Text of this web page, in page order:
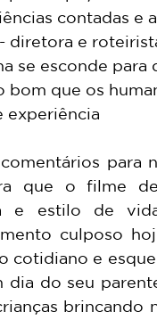
contadas e
diretora e
se esconde para
bom que os
experiência
que o filme
e estilo de
culposo
cotidiano e
dia do seu
brincando